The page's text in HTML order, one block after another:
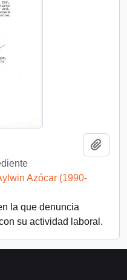
Azócar (1990-
la que denuncia
su actividad laboral.